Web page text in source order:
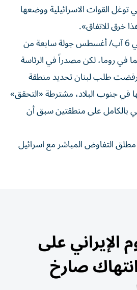
القوات الاسرائيلية ووضعها
خرق للاتفاق».
واختتم لبنان واسرائيل في 6 آب/ أغسطس جولة سابعة من
في روما، لكن مصدراً في الرئاسة
رفضت طلب لبنان تحديد منطقة
في جنوب البلاد، مشترطة «التحقق»
بالكامل على منطقتين سبق أن
التفاوض المباشر مع اسرائيل
الإيراني على
صارخ